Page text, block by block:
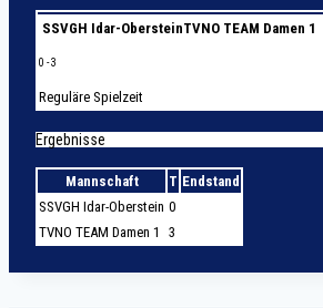
SSVGH Idar-ObersteinTVNO TEAM Damen 1
0 -3
Reguläre Spielzeit
Ergebnisse
Mannschaft T Endstand
SSVGH Idar-Oberstein 0
TVNO TEAM Damen 1
3